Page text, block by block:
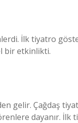
İlk tiyatro
bir etkinlikti.
gelir. Çağdaş
dayanır. İlk